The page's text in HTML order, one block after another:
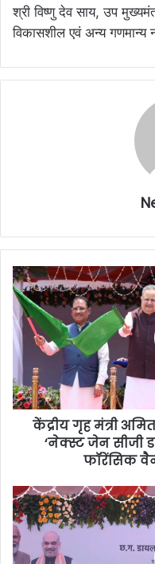
श्री विष्णु देव साय, उप
विकासशील एवं अन्य गणमान्य
केंद्रीय गृह मंत्री
‘नेक्स्ट जेन सीजी
फॉरेंसिक